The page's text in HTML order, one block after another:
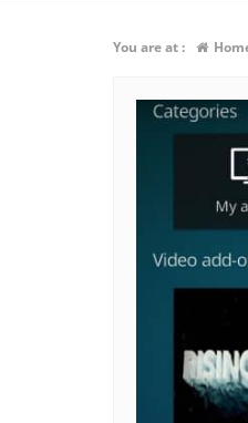
You are at :